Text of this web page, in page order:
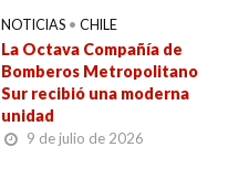
NOTICIAS • CHILE
La Octava Compañía de
Bomberos Metropolitano
Sur recibió una moderna
unidad
9 de julio de 2026